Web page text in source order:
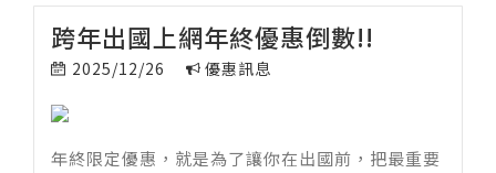
跨年出國上網年終優惠倒數!!
2025/12/26 優惠訊息
年終限定優惠，就是為了讓你在出國前，把最重要